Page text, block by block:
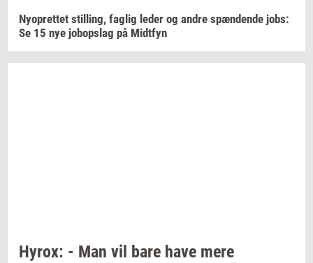
Ny­op­ret­tet stil­ling, fag­lig leder og andre spæn­den­de jobs:
Se 15 nye jo­bop­slag på Midt­fyn
Hyrox: - Man vil bare have mere